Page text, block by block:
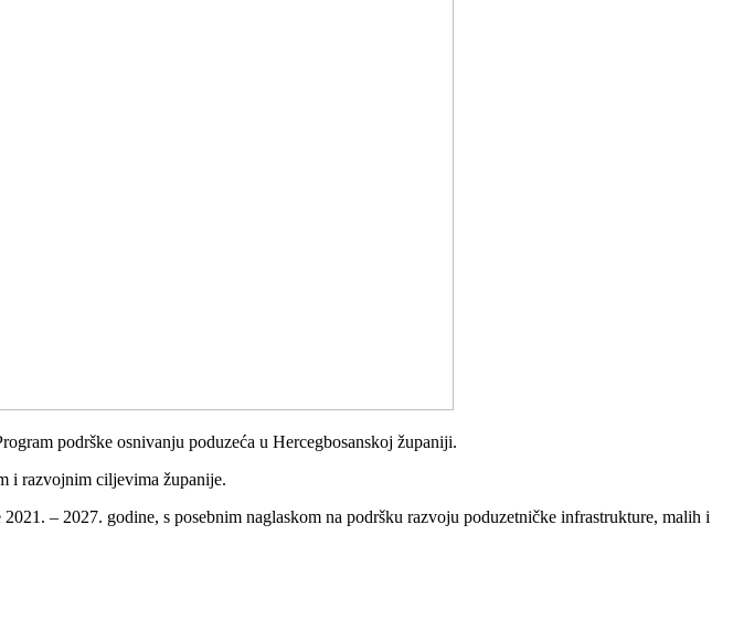
podrške osnivanju poduzeća u Hercegbosanskoj županiji.
i razvojnim ciljevima županije.
– 2027. godine, s posebnim naglaskom na podršku razvoju poduzetničke infrastrukture, malih i